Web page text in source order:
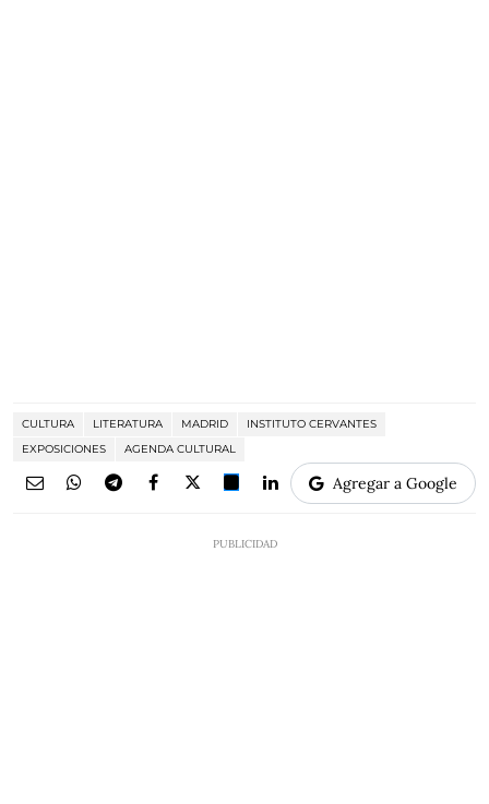
CULTURA LITERATURA MADRID
INSTITUTO CERVANTES
EXPOSICIONES
AGENDA CULTURAL
Agregar a Google